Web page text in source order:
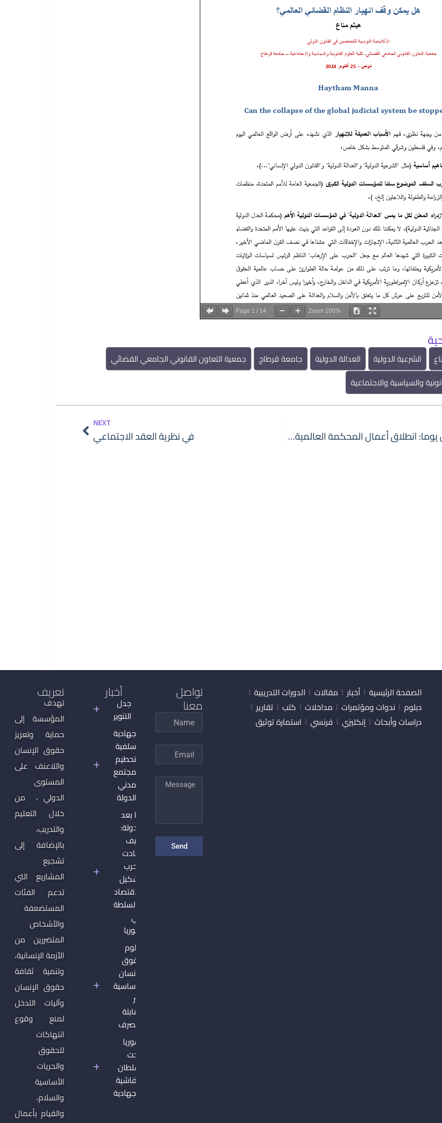
Page 1 / 14 Zoom 100%
الشرعية الدولية العدالة الدولية جامعة قرطاج
جمعية التعاون القانوني الجامعي القضائي
والسياسية والاجتماعية
بعد عشرين يوما: انطلاق أعمال المحكمة العالمية لفلسطين
NEXT
في نظرية العقد الاجتماعي
Next
تعريف
تهدف
المؤسسة إلى
حماية وتعزيز
حقوق الإنسان
واللاعنف على
المستوى
الدولي ، من
خلال التعليم
والتدريب،
بالإضافة إلى
تشجيع
المشاريع التي
تدعم الفئات
المستضعفة
والأشخاص
المتضررين من
الأزمة الإنسانية،
وتنمية ثقافة
حقوق الإنسان
وآليات التدخل
لمنع وقوع
انتهاكات
للحقوق
والحريات
الأساسية
والسلام،
والقيام بأعمال
أخبار
جدل
التنوير
الجهادية
السلفية
وتحطيم
المجتمع
المدني
والدولة
ما بعد
الدولة:
كيف
أعادت
الحرب
تشكيل
الاقتصاد
والسلطة
في
سوريا
دبلوم
حقوق
الإنسان
الأساسية
غير
القابلة
للتصرف
سوريا
تحت
سلطان
الفاشية
الجهادية
تواصل
معنا
Send
الصفحة الرئيسية أخبار مقالات
الدورات التدريبية
دبلوم
ندوات ومؤتمرات مداخلات كتب
تقارير
دراسات وأبحاث
إنكليزي فرنسي استمارة توثيق